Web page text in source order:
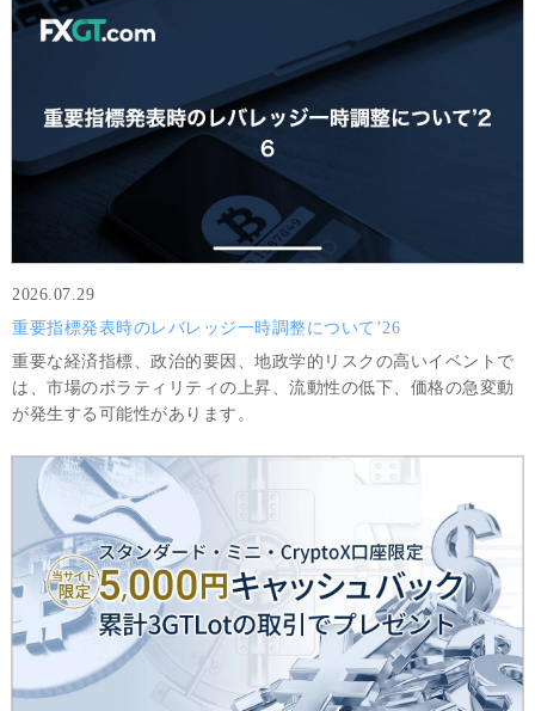
けます。
2026.07.29
重要指標発表時のレバレッジ一時調整について’26
重要な経済指標、政治的要因、地政学的リスクの高いイベントで
は、市場のボラティリティの上昇、流動性の低下、価格の急変動
が発生する可能性があります。